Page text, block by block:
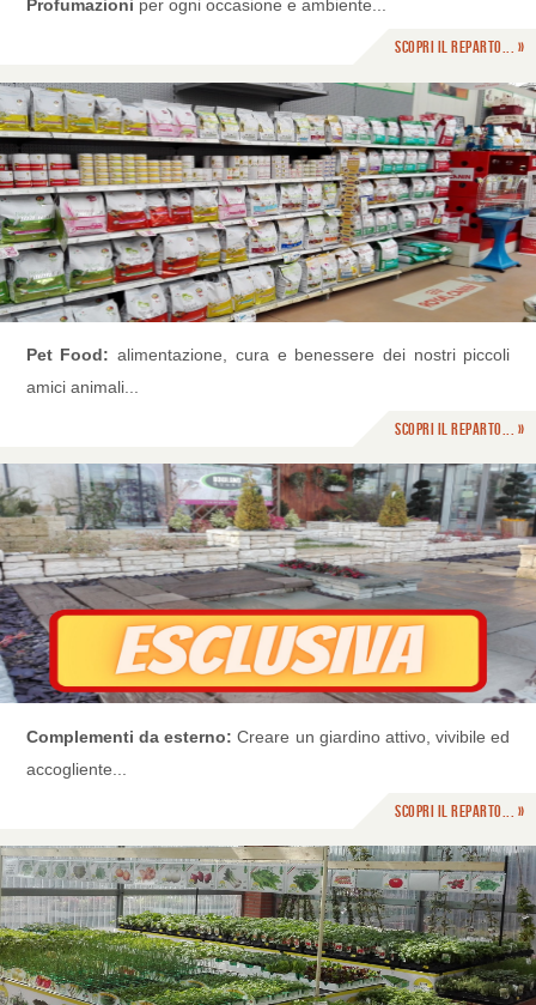
Profumazioni per ogni occasione e ambiente...
Scopri il reparto... »
Pet Food: alimentazione, cura e benessere dei nostri piccoli
amici animali...
Scopri il reparto... »
Complementi da esterno: Creare un giardino attivo, vivibile ed
accogliente...
Scopri il reparto... »